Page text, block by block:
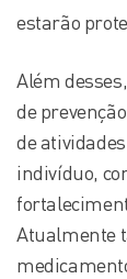
estarão
Além
de
de
indivíduo,
Atualmente